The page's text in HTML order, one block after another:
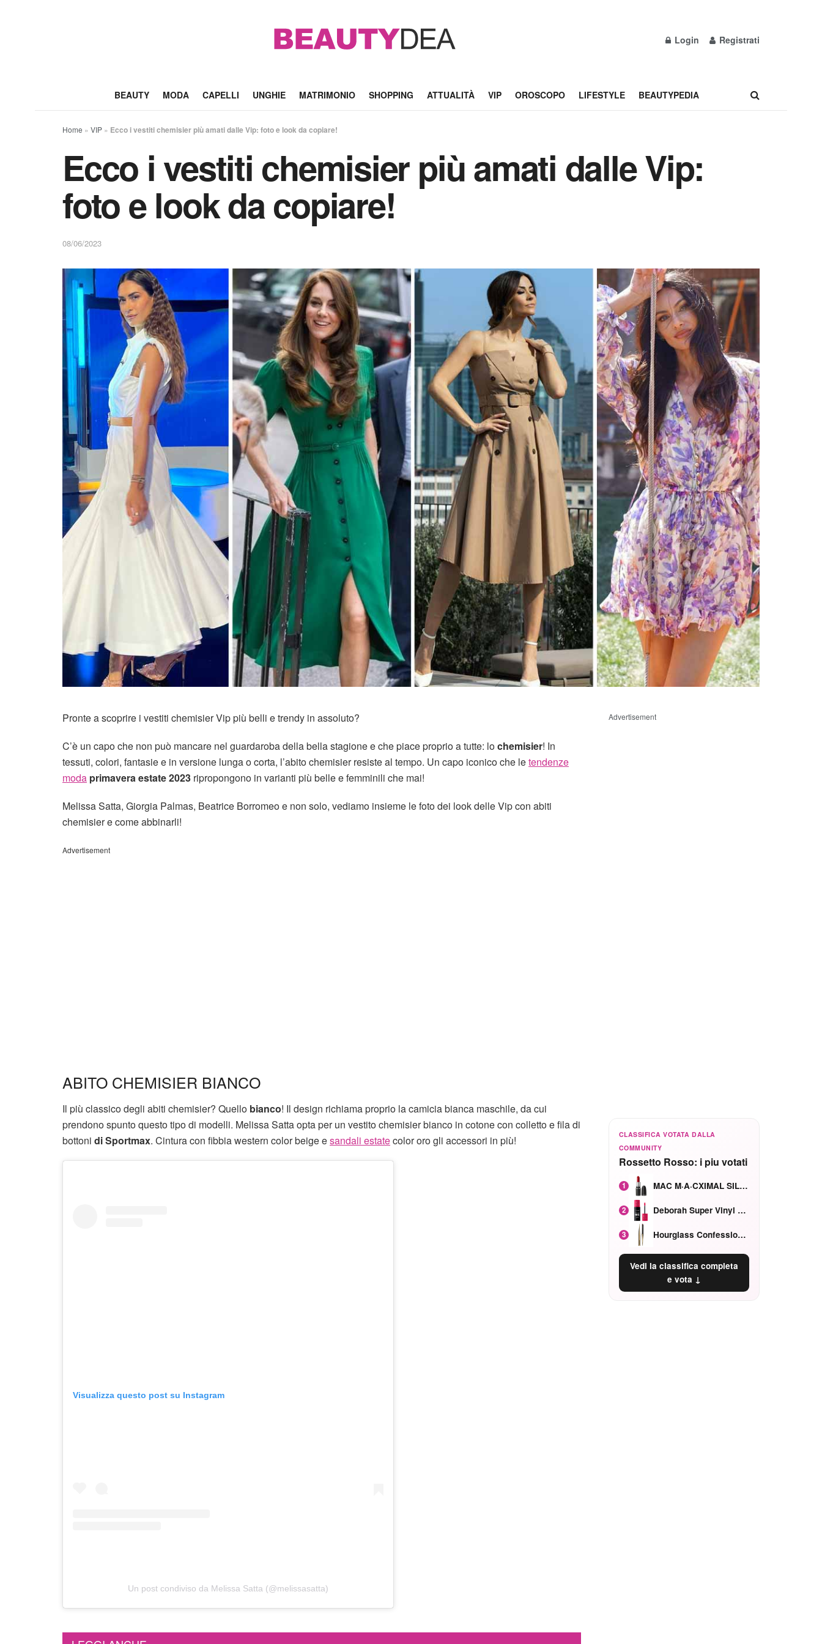
Login Registrati
BEAUTY MODA CAPELLI UNGHIE MATRIMONIO SHOPPING ATTUALITÀ VIP OROSCOPO LIFESTYLE BEAUTYPEDIA
Home » VIP » Ecco i vestiti chemisier più amati dalle Vip: foto e look da copiare!
Ecco i vestiti chemisier più amati dalle Vip:
foto e look da copiare!
08/06/2023
Pronte a scoprire i vestiti chemisier Vip più belli e trendy in assoluto?
C’è un capo che non può mancare nel guardaroba della bella stagione e che piace proprio a tutte: lochemisier! In
tessuti, colori, fantasie e in versione lunga o corta, l’abito chemisier resiste al tempo. Un capo iconico che letendenze
moda primavera estate 2023 ripropongono in varianti più belle e femminili che mai!
Melissa Satta, Giorgia Palmas, Beatrice Borromeo e non solo, vediamo insieme le foto dei look delle Vip con abiti
chemisier e come abbinarli!
Advertisement
ABITO CHEMISIER BIANCO
Il più classico degli abiti chemisier? Quello bianco! Il design richiama proprio la camicia bianca maschile, da cui
prendono spunto questo tipo di modelli. Melissa Satta opta per un vestito chemisier bianco in cotone con colletto e fila di
bottoni di Sportmax. Cintura con fibbia western color beige esandali estatecolor oro gli accessori in più!
Visualizza questo post su Instagram
Un post condiviso da Melissa Satta (@melissasatta)
Advertisement
CLASSIFICA VOTATA DALLA
COMMUNITY
Rossetto Rosso: i piu votati
1 MAC M·A·CXIMAL SILKY MATTE Red Rock mat
2 Deborah Super Vinyl Shake Rosa Ciliegia
3 Hourglass Confession Ricaricabile Ultra Preciso Ad Alta Intensità Secretly Classic Red
Vedi la classifica completa
e vota ↓